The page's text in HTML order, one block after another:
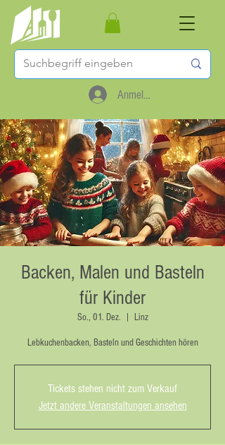
Anmelden
Backen, Malen und Basteln
für Kinder
So., 01. Dez. Linz
Lebkuchenbacken, Basteln und Geschichten hören
Tickets stehen nicht zum Verkauf
Jetzt andere Veranstaltungen ansehen